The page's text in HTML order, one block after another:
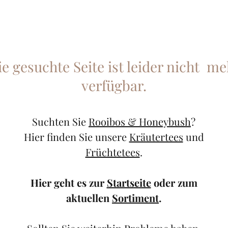
gesuchte Seite ist leider nicht
verfügbar.
Suchten Sie Rooibos & Honeybush?
Hier finden Sie unsere Kräutertees und
Früchtetees.
Hier geht es zurStartseiteoder zum
aktuellen Sortiment.